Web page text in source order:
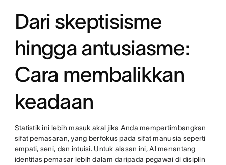
Dari skeptisisme
hingga antusiasme:
Cara membalikkan
keadaan
Statistik ini lebih masuk akal jika Anda mempertimbangkan
sifat pemasaran, yang berfokus pada sifat manusia seperti
empati, seni, dan intuisi. Untuk alasan ini, AI menantang
identitas pemasar lebih dalam daripada pegawai di disiplin